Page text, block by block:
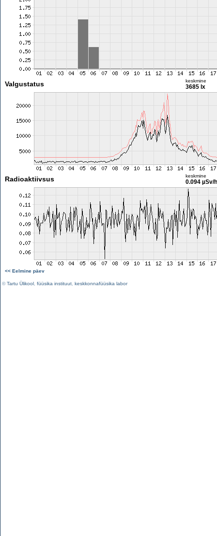
Valgustatus keskmine
3685 lx
Radioaktiivsus keskmine
0.094 µSv/h
<< Eelmine päev
©Tartu Ülikool füüsika instituut keskkonnafüüsika labor